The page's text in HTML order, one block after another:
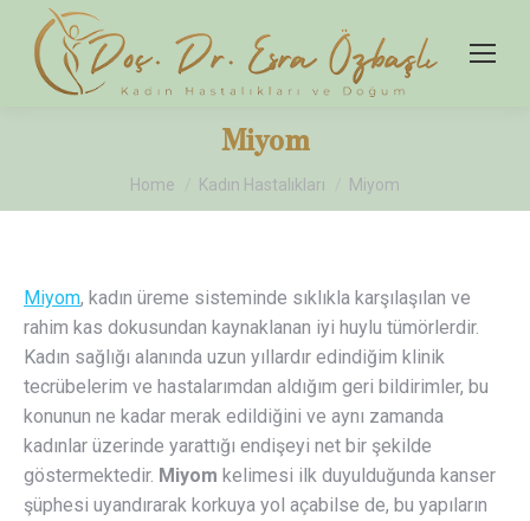
Miyom
You are here:
Home Kadın Hastalıkları Miyom
Miyom, kadın üreme sisteminde sıklıkla karşılaşılan ve
rahim kas dokusundan kaynaklanan iyi huylu tümörlerdir.
Kadın sağlığı alanında uzun yıllardır edindiğim klinik
tecrübelerim ve hastalarımdan aldığım geri bildirimler, bu
konunun ne kadar merak edildiğini ve aynı zamanda
kadınlar üzerinde yarattığı endişeyi net bir şekilde
göstermektedir. Miyom kelimesi ilk duyulduğunda kanser
şüphesi uyandırarak korkuya yol açabilse de, bu yapıların